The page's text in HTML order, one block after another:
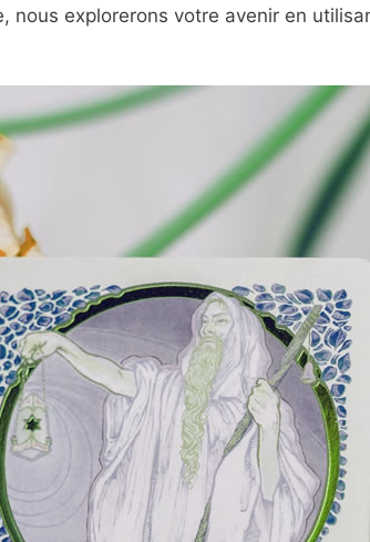
nous explorerons votre avenir en